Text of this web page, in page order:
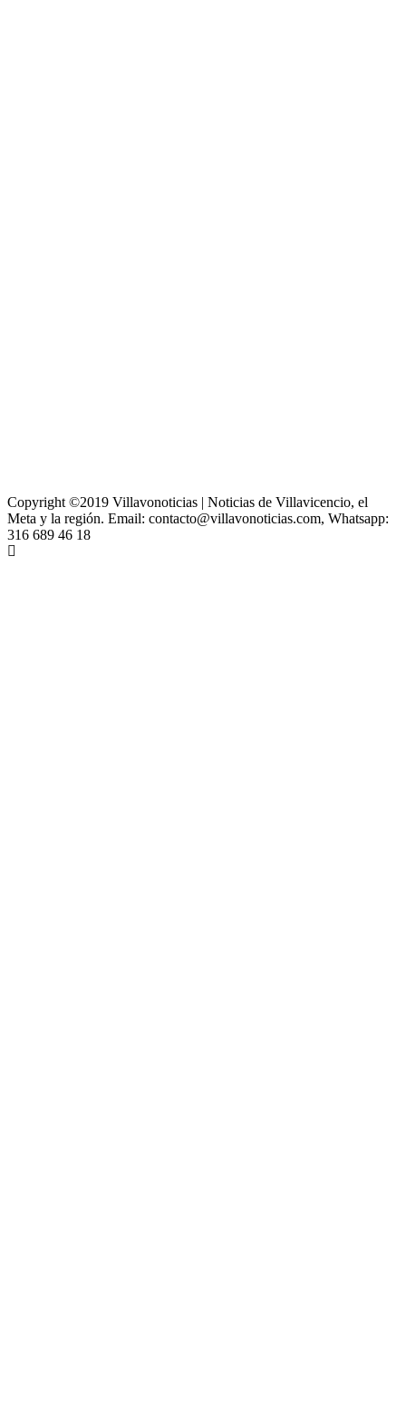
Copyright ©2019 Villavonoticias | Noticias de Villavicencio, el
Meta y la región. Email: contacto@villavonoticias.com, Whatsapp:
316 689 46 18